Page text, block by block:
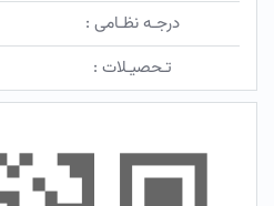
درجـه نظـامی :
تـحصیـلات :